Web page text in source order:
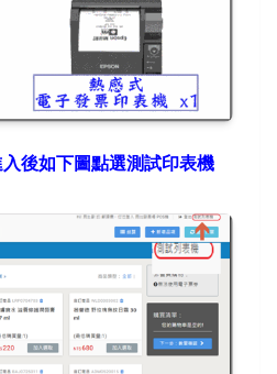
後如下圖點選測試印表機